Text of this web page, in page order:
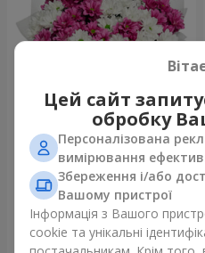
Букет "Струни серця"
2 227 грн
Замовити
Цей сайт
обробку
Персоналізована
вимірювання
Збереження і/або
Вашому пристрої
Інформація з Вашого
cookie та унікальні